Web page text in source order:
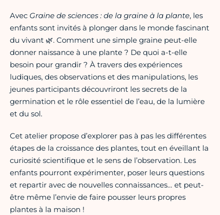
Avec Graine de sciences : de la graine à la plante, les
enfants sont invités à plonger dans le monde fascinant
du vivant 🌿. Comment une simple graine peut-elle
donner naissance à une plante ? De quoi a-t-elle
besoin pour grandir ? À travers des expériences
ludiques, des observations et des manipulations, les
jeunes participants découvriront les secrets de la
germination et le rôle essentiel de l’eau, de la lumière
et du sol.
Cet atelier propose d’explorer pas à pas les différentes
étapes de la croissance des plantes, tout en éveillant la
curiosité scientifique et le sens de l’observation. Les
enfants pourront expérimenter, poser leurs questions
et repartir avec de nouvelles connaissances… et peut-
être même l’envie de faire pousser leurs propres
plantes à la maison !